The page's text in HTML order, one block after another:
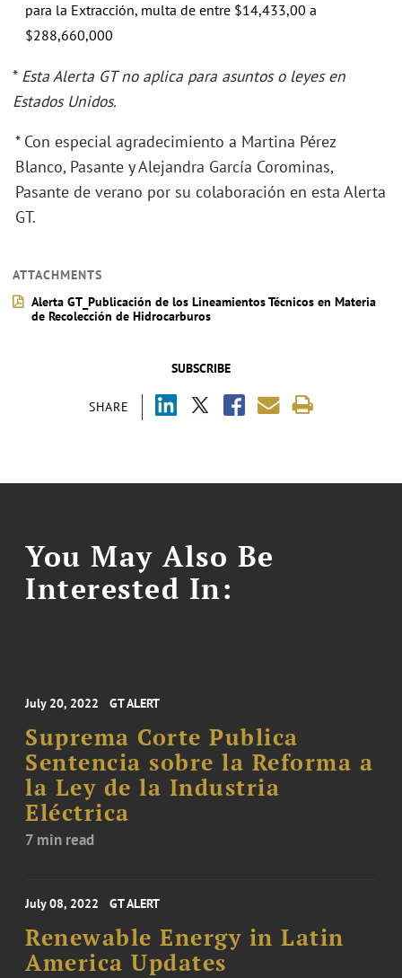
SUBSCRIBE
SHARE
para la Extracción, multa de entre $14,433,00 a
$288,660,000
* Esta Alerta GT no aplica para asuntos o leyes en
Estados Unidos.
* Con especial agradecimiento a Martina Pérez
Blanco, Pasante y Alejandra García Corominas,
Pasante de verano por su colaboración en esta Alerta
GT.
ATTACHMENTS
Alerta GT_Publicación de los Lineamientos Técnicos en Materia
de Recolección de Hidrocarburos
You May Also Be
Interested In:
July 20, 2022 GT ALERT
Suprema Corte Publica
Sentencia sobre la Reforma a
la Ley de la Industria
Eléctrica
7 min read
July 08, 2022 GT ALERT
Renewable Energy in Latin
America Updates